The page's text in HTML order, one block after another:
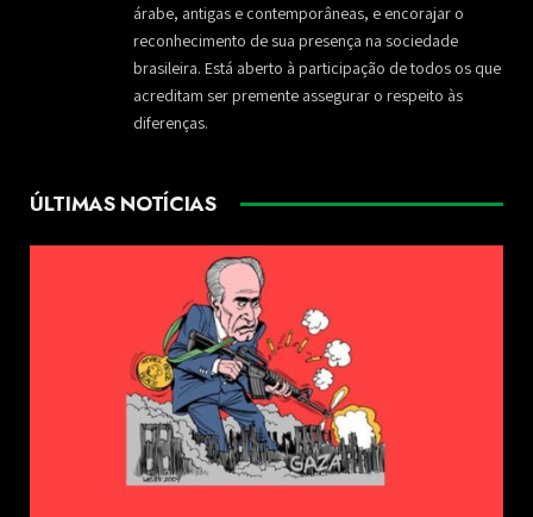
árabe, antigas e contemporâneas, e encorajar o
reconhecimento de sua presença na sociedade
brasileira. Está aberto à participação de todos os que
acreditam ser premente assegurar o respeito às
diferenças.
ÚLTIMAS NOTÍCIAS